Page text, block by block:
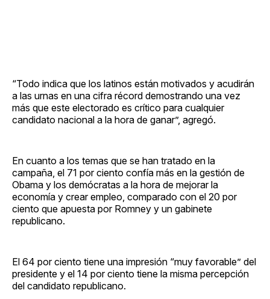
“Todo indica que los latinos están motivados y acudirán
a las urnas en una cifra récord demostrando una vez
más que este electorado es crítico para cualquier
candidato nacional a la hora de ganar”, agregó.
En cuanto a los temas que se han tratado en la
campaña, el 71 por ciento confía más en la gestión de
Obama y los demócratas a la hora de mejorar la
economía y crear empleo, comparado con el 20 por
ciento que apuesta por Romney y un gabinete
republicano.
El 64 por ciento tiene una impresión “muy favorable” del
presidente y el 14 por ciento tiene la misma percepción
del candidato republicano.